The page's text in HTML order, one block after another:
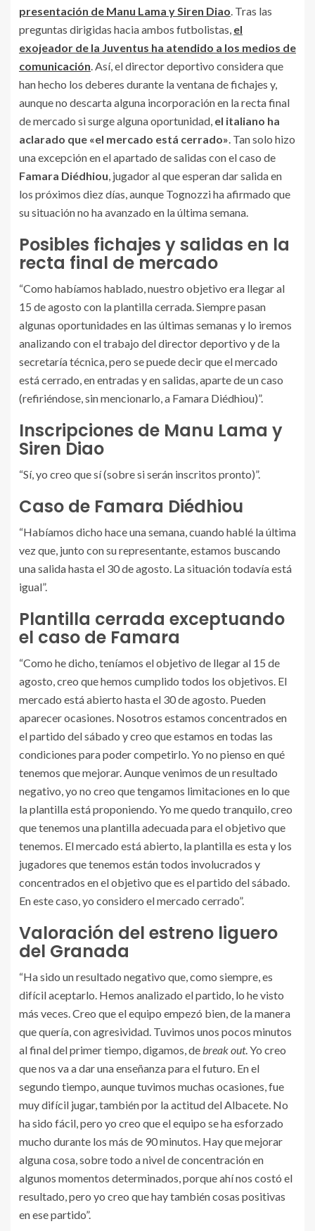
presentación de Manu Lama y Siren Diao. Tras las
preguntas dirigidas hacia ambos futbolistas, el
exojeador de la Juventus ha atendido a los medios de
comunicación. Así, el director deportivo considera que
han hecho los deberes durante la ventana de fichajes y,
aunque no descarta alguna incorporación en la recta final
de mercado si surge alguna oportunidad, el italiano ha
aclarado que «el mercado está cerrado». Tan solo hizo
una excepción en el apartado de salidas con el caso de
Famara Diédhiou, jugador al que esperan dar salida en
los próximos diez días, aunque Tognozzi ha afirmado que
su situación no ha avanzado en la última semana.
Posibles fichajes y salidas en la
recta final de mercado
“Como habíamos hablado, nuestro objetivo era llegar al
15 de agosto con la plantilla cerrada. Siempre pasan
algunas oportunidades en las últimas semanas y lo iremos
analizando con el trabajo del director deportivo y de la
secretaría técnica, pero se puede decir que el mercado
está cerrado, en entradas y en salidas, aparte de un caso
(refiriéndose, sin mencionarlo, a Famara Diédhiou)”.
Inscripciones de Manu Lama y
Siren Diao
“Sí, yo creo que sí (sobre si serán inscritos pronto)”.
Caso de Famara Diédhiou
“Habíamos dicho hace una semana, cuando hablé la última
vez que, junto con su representante, estamos buscando
una salida hasta el 30 de agosto. La situación todavía está
igual”.
Plantilla cerrada exceptuando
el caso de Famara
“Como he dicho, teníamos el objetivo de llegar al 15 de
agosto, creo que hemos cumplido todos los objetivos. El
mercado está abierto hasta el 30 de agosto. Pueden
aparecer ocasiones. Nosotros estamos concentrados en
el partido del sábado y creo que estamos en todas las
condiciones para poder competirlo. Yo no pienso en qué
tenemos que mejorar. Aunque venimos de un resultado
negativo, yo no creo que tengamos limitaciones en lo que
la plantilla está proponiendo. Yo me quedo tranquilo, creo
que tenemos una plantilla adecuada para el objetivo que
tenemos. El mercado está abierto, la plantilla es esta y los
jugadores que tenemos están todos involucrados y
concentrados en el objetivo que es el partido del sábado.
En este caso, yo considero el mercado cerrado”.
Valoración del estreno liguero
del Granada
“Ha sido un resultado negativo que, como siempre, es
difícil aceptarlo. Hemos analizado el partido, lo he visto
más veces. Creo que el equipo empezó bien, de la manera
que quería, con agresividad. Tuvimos unos pocos minutos
al final del primer tiempo, digamos, debreak out. Yo creo
que nos va a dar una enseñanza para el futuro. En el
segundo tiempo, aunque tuvimos muchas ocasiones, fue
muy difícil jugar, también por la actitud del Albacete. No
ha sido fácil, pero yo creo que el equipo se ha esforzado
mucho durante los más de 90 minutos. Hay que mejorar
alguna cosa, sobre todo a nivel de concentración en
algunos momentos determinados, porque ahí nos costó el
resultado, pero yo creo que hay también cosas positivas
en ese partido”.